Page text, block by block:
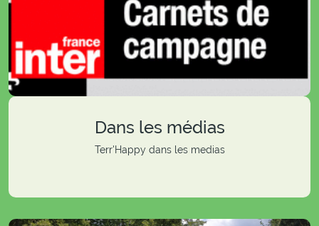
Dans les médias
Terr'Happy dans les medias